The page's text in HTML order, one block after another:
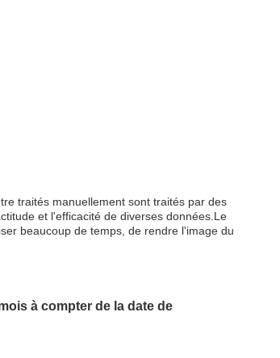
traités manuellement sont traités par des
et l'efficacité de diverses données.Le
beaucoup de temps, de rendre l'image du
à compter de la date de